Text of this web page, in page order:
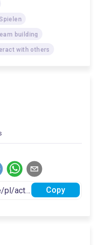
building
with others
Copy